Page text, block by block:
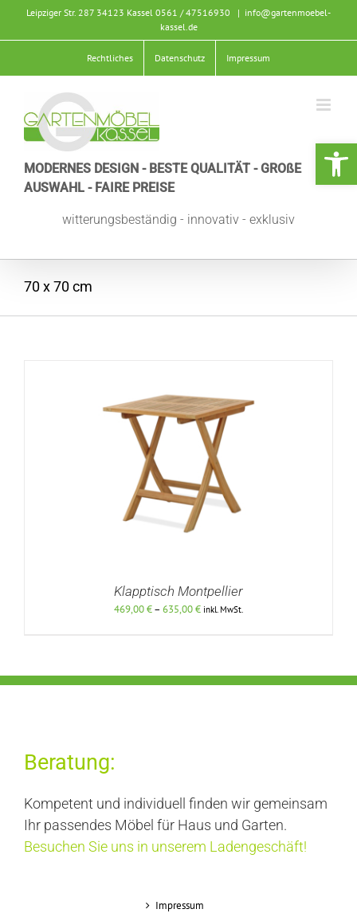
springen
Leipziger Str. 287 34123 Kassel 0561 / 47516930 | info@gartenmoebel-
kassel.de
Rechtliches Datenschutz Impressum
MODERNES DESIGN - BESTE QUALITÄT - GROßE
AUSWAHL - FAIRE PREISE
witterungsbeständig - innovativ - exklusiv
70 x 70 cm
Klapptisch Montpellier
469,00€– 635,00€Preisspanne:
inkl. MwSt.
Beratung:
Kompetent und individuell finden wir gemeinsam
Ihr passendes Möbel für Haus und Garten.
Besuchen Sie uns in unserem Ladengeschäft!
Impressum